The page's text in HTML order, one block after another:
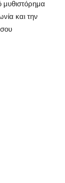
και την